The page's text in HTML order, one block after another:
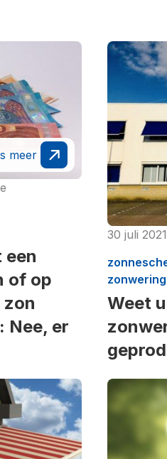
meer
een
of op
zon
Nee, er
30 juli 2021
zonwering
Weet